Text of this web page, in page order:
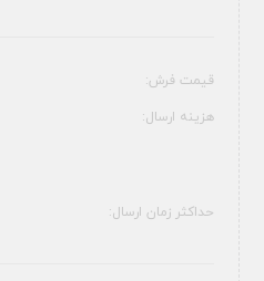
قیمت فرش:
هزینه ارسال:
حداکثر زمان ارسال: